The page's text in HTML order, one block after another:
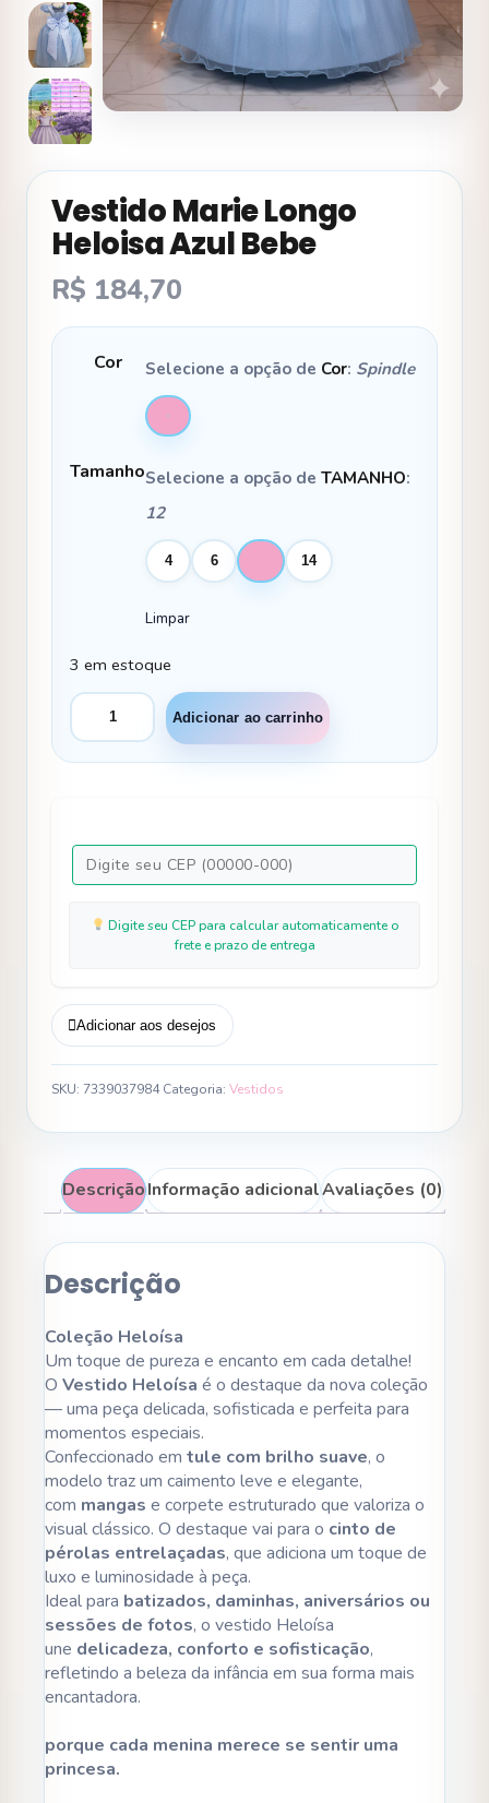
Vestido Marie Longo
Heloisa Azul Bebe
R$ 184,70
Cor Selecione a opção de Cor: Spindle
TamanhoSelecione a opção de TAMANHO:
12
4 6 14
Limpar
3 em estoque
Vestido
Marie
quantidade
Adicionar ao carrinho
Digite seu CEP para calcular automaticamente o
frete e prazo de entrega
Adicionar aos desejos
SKU: 7339037984 Categoria: Vestidos
DescriçãoInformação adicionalAvaliações (0)
Descrição
Coleção Heloísa
Um toque de pureza e encanto em cada detalhe!
O Vestido Heloísa é o destaque da nova coleção
— uma peça delicada, sofisticada e perfeita para
momentos especiais.
Confeccionado em tule com brilho suave, o
modelo traz um caimento leve e elegante,
com mangas e corpete estruturado que valoriza o
visual clássico. O destaque vai para o cinto de
pérolas entrelaçadas, que adiciona um toque de
luxo e luminosidade à peça.
Ideal para batizados, daminhas, aniversários ou
sessões de fotos, o vestido Heloísa
une delicadeza, conforto e sofisticação,
refletindo a beleza da infância em sua forma mais
encantadora.
porque cada menina merece se sentir uma
princesa.